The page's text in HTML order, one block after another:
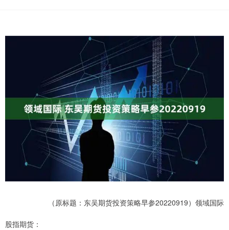
（原标题：东吴期货投资策略早参20220919）领域国际
股指期货：